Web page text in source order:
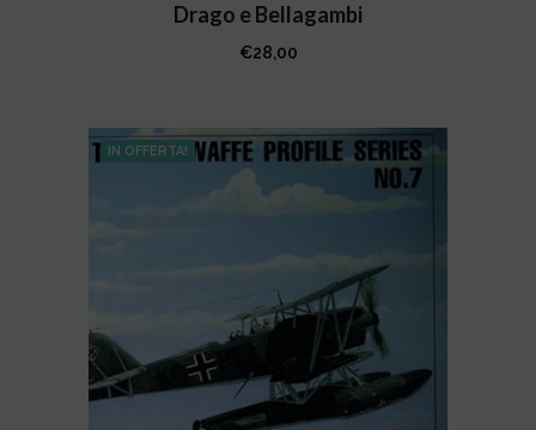
Drago e Bellagambi
€28,00
IN OFFERTA!